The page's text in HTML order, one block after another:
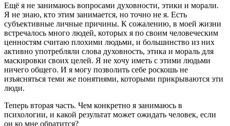
Ещё я не занимаюсь вопросами духовности, этики и морали.
Я не знаю, кто этим занимается, но точно не я. Есть
субъективные личные причины. К сожалению, в моей жизни
встречалось много людей, которых я по своим человеческим
ценностям считаю плохими людьми, и большинство из них
активно употребляли слова духовность, этика и мораль для
маскировки своих целей. Я не хочу иметь с этими людьми
ничего общего. И я могу позволить себе роскошь не
изъясняться теми же понятиями, которыми прикрываются эти
люди.
Теперь вторая часть. Чем конкретно я занимаюсь в
психологии, и какой результат может ожидать человек, если
он ко мне обратится?